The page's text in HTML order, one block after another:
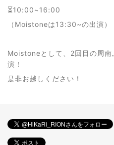
⏳10:00~16:00
（Moistoneは13:30~の出演）
Moistoneとして、2回目の周南
演！
是非お越しください！